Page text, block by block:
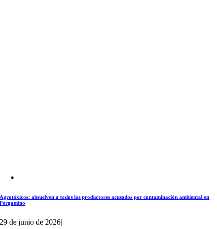
Agrotóxicos: absuelven a todos los productores acusados por contaminación ambiental en
Pergamino
29 de junio de 2026|